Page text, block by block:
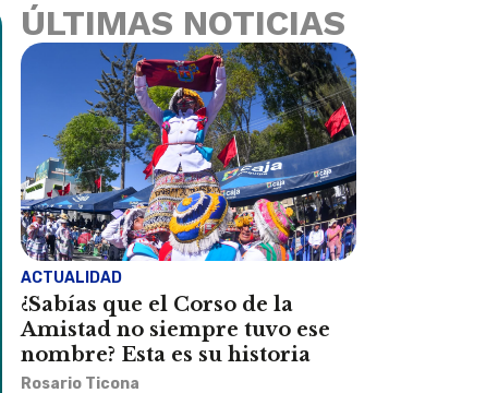
ÚLTIMAS NOTICIAS
ACTUALIDAD
¿Sabías que el Corso de la
Amistad no siempre tuvo ese
nombre? Esta es su historia
Rosario Ticona